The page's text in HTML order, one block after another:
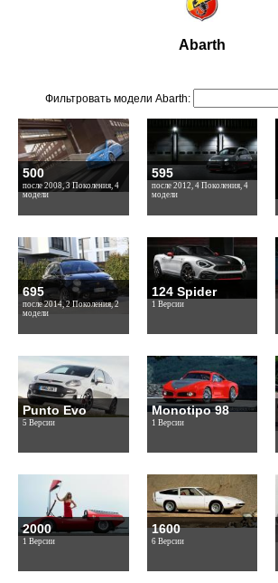
Abarth
Фильтровать модели Abarth:
500
после 2008, 3 Поколения, 4
модели
595
после 2012, 4 Поколения, 4
модели
695
после 2014, 2 Поколения, 2
модели
124 Spider
1 Версии
Punto Evo
5 Версии
Monotipo 98
1 Версии
2000
1 Версии
1600
6 Версии